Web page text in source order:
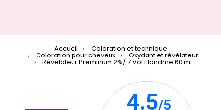
Accueil Coloration et technique
Coloration pour cheveux Oxydant et révélateur
Révélateur Preminum 2%/ 7 Vol Blondme 60 ml